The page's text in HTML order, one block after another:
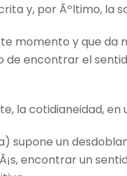
y, por Ãºltimo, la
momento y que da
encontrar el
la cotidianeidad, en
supone un
encontrar un